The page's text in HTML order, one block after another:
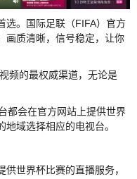
选。国际足联（FIFA）官方
画质清晰，信号稳定，让你
频的最权威渠道，无论是
都会在官方网站上提供世界
域选择相应的电视台。
世界杯比赛的直播服务，